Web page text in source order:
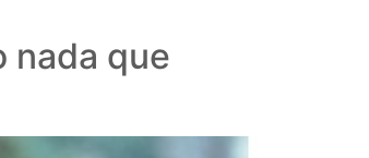
nada que